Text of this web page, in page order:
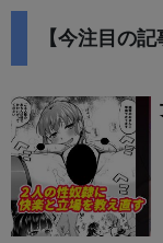
【今注目の